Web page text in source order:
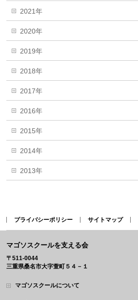
2021年
2020年
2019年
2018年
2017年
2016年
2015年
2014年
2013年
プライバシーポリシー サイトマップ
マゴソスクールを支える会
〒511-0044
三重県桑名市大字萱町５４－１
マゴソスクールについて